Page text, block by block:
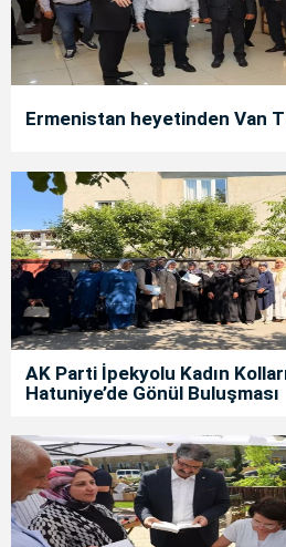
Ermenistan heyetinden Van
AK Parti İpekyolu Kadın
Hatuniye’de Gönül Buluşması